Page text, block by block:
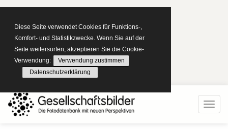
Diese Seite verwendet Cookies für Funktions-,
Komfort- und Statistikzwecke. Wenn Sie auf der
Seite weitersurfen, akzeptieren Sie die Cookie-
Verwendung:
Verwendung zustimmen
Datenschutzerklärung